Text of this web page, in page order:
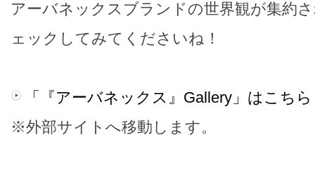
アーバネックスブランドの世界観が集約
ェックしてみてくださいね！
「『アーバネックス』Gallery」はこちら
※外部サイトへ移動します。